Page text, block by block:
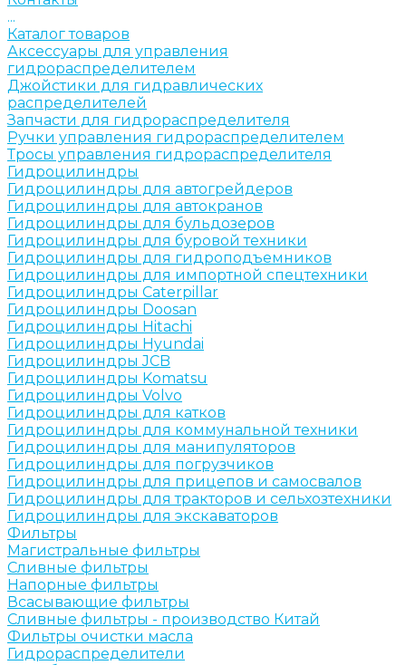
...
Каталог товаров
Аксессуары для управления
гидрораспределителем
Джойстики для гидравлических
распределителей
Запчасти для гидрораспределителя
Ручки управления гидрораспределителем
Тросы управления гидрораспределителя
Гидроцилиндры
Гидроцилиндры для автогрейдеров
Гидроцилиндры для автокранов
Гидроцилиндры для бульдозеров
Гидроцилиндры для буровой техники
Гидроцилиндры для гидроподъемников
Гидроцилиндры для импортной спецтехники
Гидроцилиндры Caterpillar
Гидроцилиндры Doosan
Гидроцилиндры Hitachi
Гидроцилиндры Hyundai
Гидроцилиндры JCB
Гидроцилиндры Komatsu
Гидроцилиндры Volvo
Гидроцилиндры для катков
Гидроцилиндры для коммунальной техники
Гидроцилиндры для манипуляторов
Гидроцилиндры для погрузчиков
Гидроцилиндры для прицепов и самосвалов
Гидроцилиндры для тракторов и сельхозтехники
Гидроцилиндры для экскаваторов
Фильтры
Магистральные фильтры
Сливные фильтры
Напорные фильтры
Всасывающие фильтры
Сливные фильтры - производство Китай
Фильтры очистки масла
Гидрораспределители